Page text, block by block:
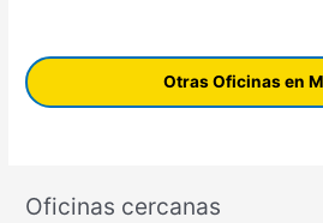
Otras Oficinas en
Oficinas cercanas